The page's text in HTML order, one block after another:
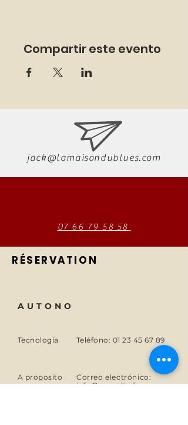
Compartir este evento
jack@lamaisondublues.com
07 66 79 58 58
RÉSERVATION
AUTONO
Tecnología Teléfono: 01 23 45 67 89
A proposito
Correo electrónico:
info@monsite.fr